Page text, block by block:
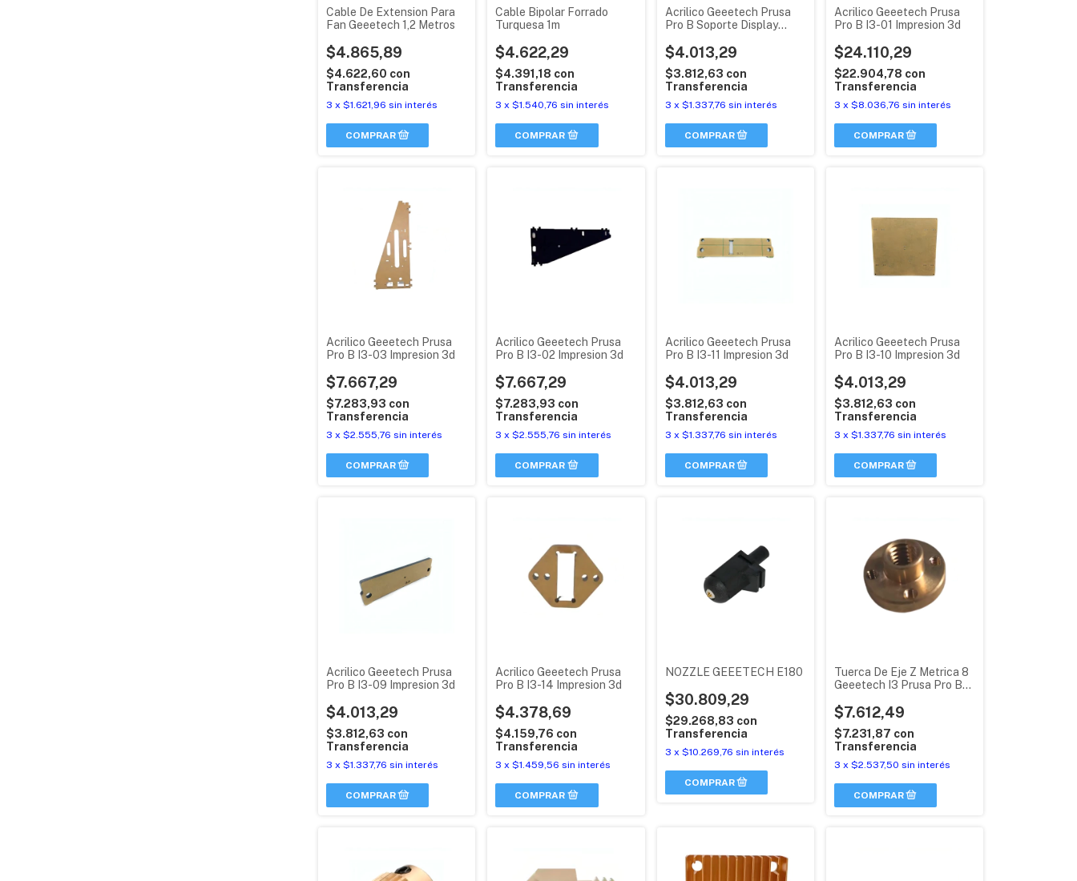
Cable De Extension Para
Fan Geeetech 1,2 Metros
$4.865,89
$4.622,60 con
Transferencia
3 x $1.621,96 sin interés
Cable Bipolar Forrado
Turquesa 1m
$4.622,29
$4.391,18 con
Transferencia
3 x$1.540,76 sin interés
Acrilico Geeetech Prusa
Pro B Soporte Display
$4.013,29
$3.812,63 con
Transferencia
3 x $1.337,76 sin interés
Acrilico Geeetech Prusa
Pro B I3-01 Impresion 3d
$24.110,29
$22.904,78 con
Transferencia
3 x $8.036,76 sin interés
Acrilico Geeetech Prusa
Pro B I3-03 Impresion 3d
$7.667,29
$7.283,93 con
Transferencia
3 x $2.555,76 sin interés
Acrilico Geeetech Prusa
Pro B I3-02 Impresion 3d
$7.667,29
$7.283,93 con
Transferencia
3 x$2.555,76 sin interés
Acrilico Geeetech Prusa
Pro B I3-11 Impresion 3d
$4.013,29
$3.812,63 con
Transferencia
3 x $1.337,76 sin interés
Acrilico Geeetech Prusa
Pro B I3-10 Impresion 3d
$4.013,29
$3.812,63 con
Transferencia
3 x $1.337,76 sin interés
Acrilico Geeetech Prusa
Pro B I3-09 Impresion 3d
$4.013,29
$3.812,63 con
Transferencia
3 x $1.337,76 sin interés
Acrilico Geeetech Prusa
Pro B I3-14 Impresion 3d
$4.378,69
$4.159,76 con
Transferencia
3 x$1.459,56 sin interés
NOZZLE GEEETECH E180
$30.809,29
$29.268,83 con
Transferencia
3 x $10.269,76 sin interés
Tuerca De Eje Z Metrica 8
Geeetech I3 Prusa Pro B
$7.612,49
$7.231,87 con
Transferencia
3 x $2.537,50 sin interés